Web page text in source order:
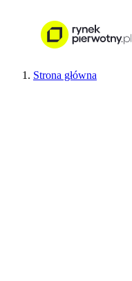
Strona główna